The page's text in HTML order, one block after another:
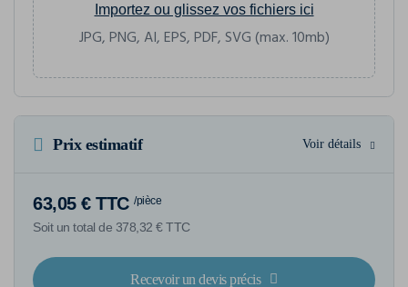
Importez ou glissez vos fichiers ici
JPG, PNG, AI, EPS, PDF, SVG (max. 10mb)
Prix estimatif Voir détails
63,05 € TTC /pièce
Soit un total de 378,32 € TTC
Recevoir un devis précis